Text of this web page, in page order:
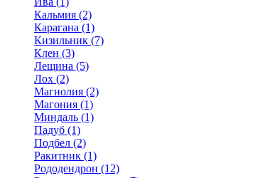
Кальмия (2)
Карагана (1)
Кизильник (7)
Клен (3)
Лещина (5)
Лох (2)
Магнолия (2)
Магония (1)
Миндаль (1)
Падуб (1)
Подбел (2)
Ракитник (1)
Рододендрон (12)